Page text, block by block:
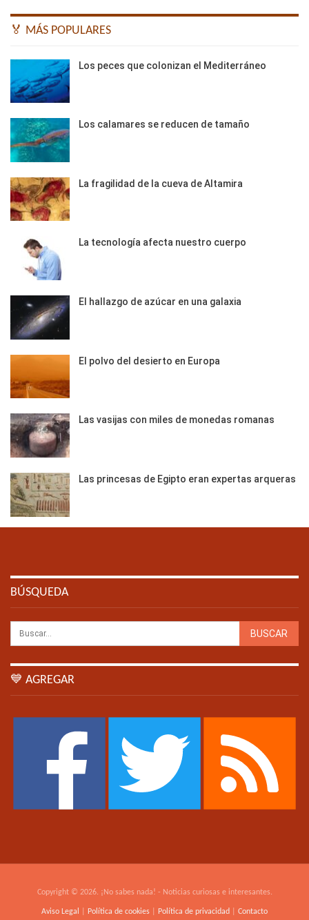
🏅 MÁS POPULARES
Los peces que colonizan el Mediterráneo
Los calamares se reducen de tamaño
La fragilidad de la cueva de Altamira
La tecnología afecta nuestro cuerpo
El hallazgo de azúcar en una galaxia
El polvo del desierto en Europa
Las vasijas con miles de monedas romanas
Las princesas de Egipto eran expertas arqueras
BÚSQUEDA
💙 AGREGAR
Copyright © 2026. ¡No sabes nada! - Noticias curiosas e interesantes.
Aviso Legal Política de cookies Política de privacidad Contacto